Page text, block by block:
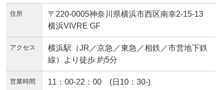
住所
〒220-0005神奈川県横浜市西区南幸2-15-13
横浜VIVRE GF
アクセス
横浜駅（JR／京急／東急／相鉄／市営地下鉄
線）より徒歩 約5分
営業時間 11：00-22：00 (日10：30-)